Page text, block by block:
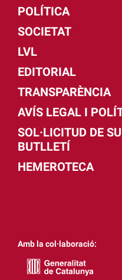
POLÍTICA
SOCIETAT
LVL
EDITORIAL
TRANSPARÈNCIA
AVÍS LEGAL I
SOL·LICITUD DE
BUTLLETÍ
HEMEROTECA
Amb la col·laboració: